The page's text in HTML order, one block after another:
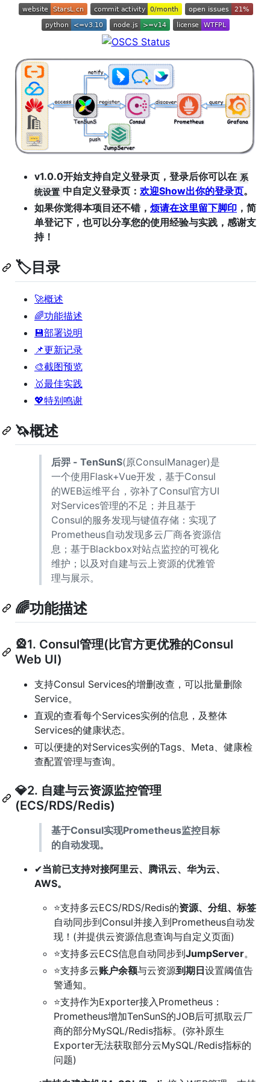
v1.0.0开始支持自定义登录页，登录后你可以在 系
统设置 中自定义登录页：欢迎Show出你的登录页。
如果你觉得本项目还不错， 烦请在这里留下脚印 ，简
单登记下，也可以分享您的使用经验与实践，感谢支
持！
🏷目录
🚀概述
🌈功能描述
💾部署说明
📌更新记录
🎨截图预览
🥇最佳实践
💖特别鸣谢
🦄概述
后羿 - TenSunS(原ConsulManager)是
一个使用Flask+Vue开发，基于Consul
的WEB运维平台，弥补了Consul官方UI
对Services管理的不足；并且基于
Consul的服务发现与键值存储：实现了
Prometheus自动发现多云厂商各资源信
息；基于Blackbox对站点监控的可视化
维护；以及对自建与云上资源的优雅管
理与展示。
🌈功能描述
🎡1. Consul管理(比官方更优雅的Consul
Web UI)
支持Consul Services的增删改查，可以批量删除
Service。
直观的查看每个Services实例的信息，及整体
Services的健康状态。
可以便捷的对Services实例的Tags、Meta、健康检
查配置管理与查询。
💎2. 自建与云资源监控管理
(ECS/RDS/Redis)
基于Consul实现Prometheus监控目标
的自动发现。
✔当前已支持对接阿里云、腾讯云、华为云、
AWS。
⭐支持多云ECS/RDS/Redis的资源、分组、标签
自动同步到Consul并接入到Prometheus自动发
现！(并提供云资源信息查询与自定义页面)
⭐支持多云ECS信息自动同步到JumpServer。
⭐支持多云账户余额与云资源到期日设置阈值告
警通知。
⭐支持作为Exporter接入Prometheus：
Prometheus增加TenSunS的JOB后可抓取云厂
商的部分MySQL/Redis指标。(弥补原生
Exporter无法获取部分云MySQL/Redis指标的
问题)